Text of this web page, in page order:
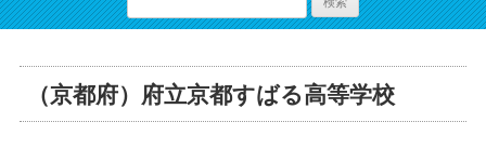
（京都府）府立京都すばる高等学校